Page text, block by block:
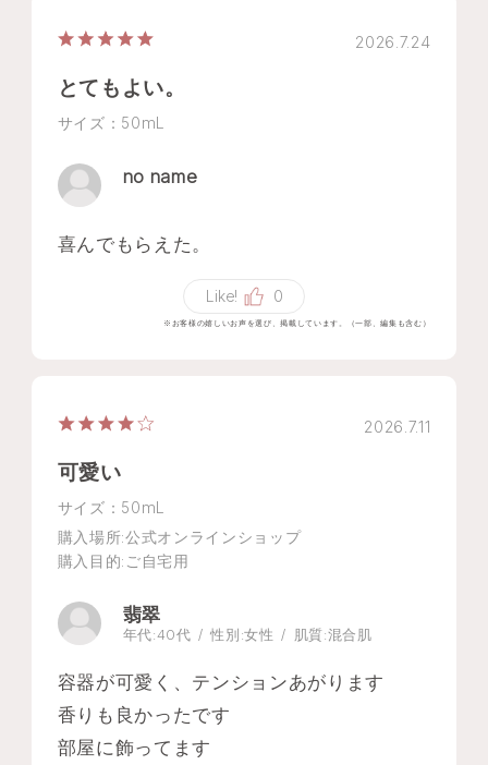
2026.7.24
とてもよい。
サイズ：50mL
no name
喜んでもらえた。
Like! 0
※お客様の嬉しいお声を選び、掲載しています。（一部、編集も含む）
2026.7.11
可愛い
サイズ：50mL
購入場所:公式オンラインショップ
購入目的:ご自宅用
翡翠
年代:40代 性別:女性 肌質:混合肌
容器が可愛く、テンションあがります
香りも良かったです
部屋に飾ってます